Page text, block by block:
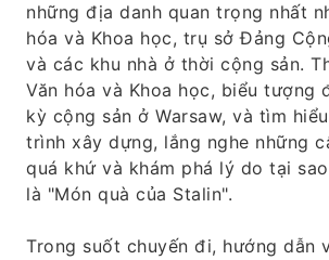
những địa danh quan trọng nhất
hóa và Khoa học, trụ sở Đảng
và các khu nhà ở thời cộng sản.
Văn hóa và Khoa học, biểu tượng
kỳ cộng sản ở Warsaw, và tìm
trình xây dựng, lắng nghe những
quá khứ và khám phá lý do tại
là "Món quà của Stalin".
Trong suốt chuyến đi, hướng dẫn